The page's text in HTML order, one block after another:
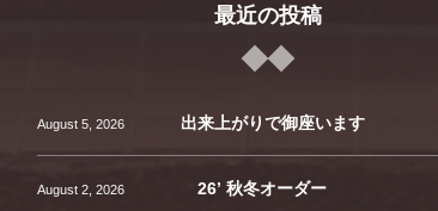
最近の投稿
August 5, 2026 出来上がりで御座います
August 2, 2026 26’ 秋冬オーダー